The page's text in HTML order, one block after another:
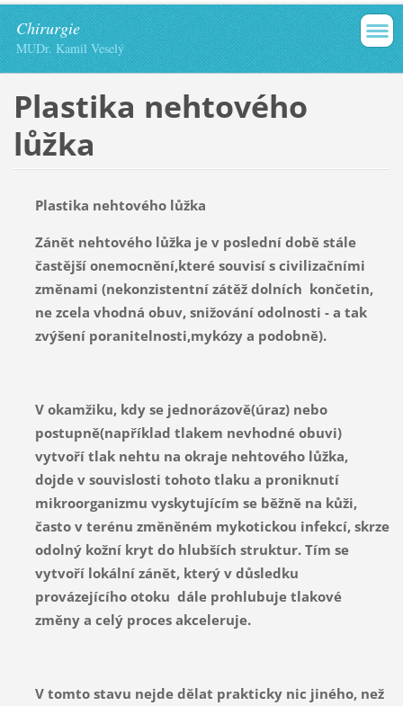
Chirurgie
MUDr. Kamil Veselý
Plastika nehtového
lůžka
Plastika nehtového lůžka
Zánět nehtového lůžka je v poslední době stále
častější onemocnění,které souvisí s civilizačními
změnami (nekonzistentní zátěž dolních končetin,
ne zcela vhodná obuv, snižování odolnosti - a tak
zvýšení poranitelnosti,mykózy a podobně).
V okamžiku, kdy se jednorázově(úraz) nebo
postupně(například tlakem nevhodné obuvi)
vytvoří tlak nehtu na okraje nehtového lůžka,
dojde v souvislosti tohoto tlaku a proniknutí
mikroorganizmu vyskytujícím se běžně na kůži,
často v terénu změněném mykotickou infekcí, skrze
odolný kožní kryt do hlubších struktur. Tím se
vytvoří lokální zánět, který v důsledku
provázejícího otoku dále prohlubuje tlakové
změny a celý proces akceleruje.
V tomto stavu nejde dělat prakticky nic jiného, než